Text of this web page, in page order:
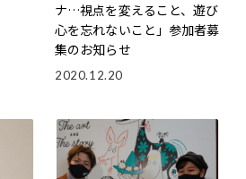
ナ…視点を変えること、遊び
心を忘れないこと」 参加者募
集のお知らせ
2020.12.20